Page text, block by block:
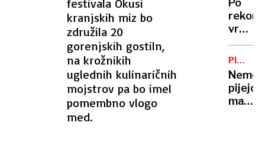
festivala Okusi
kranjskih miz bo
združila 20
gorenjskih gostiln,
na krožnikih
uglednih kulinaričnih
mojstrov pa bo imel
pomembno vlogo
med.
trnih,
za
Po
valu
bomo
končno
KRIZA
Nemci
pijejo
manj